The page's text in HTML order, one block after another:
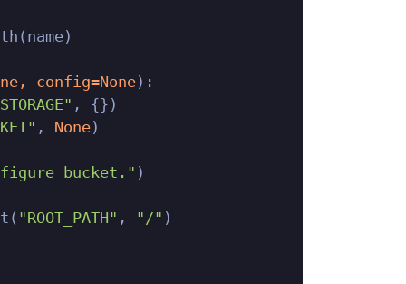
, config=None):
, {})
, None)
bucket." )
"ROOT_PATH" , "/" )